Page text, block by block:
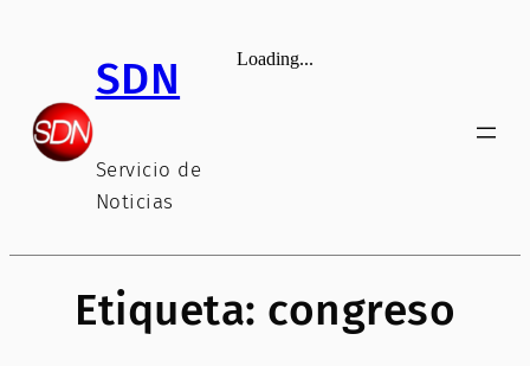
contenidoSDN
Servicio de
Noticias
Etiqueta: congreso